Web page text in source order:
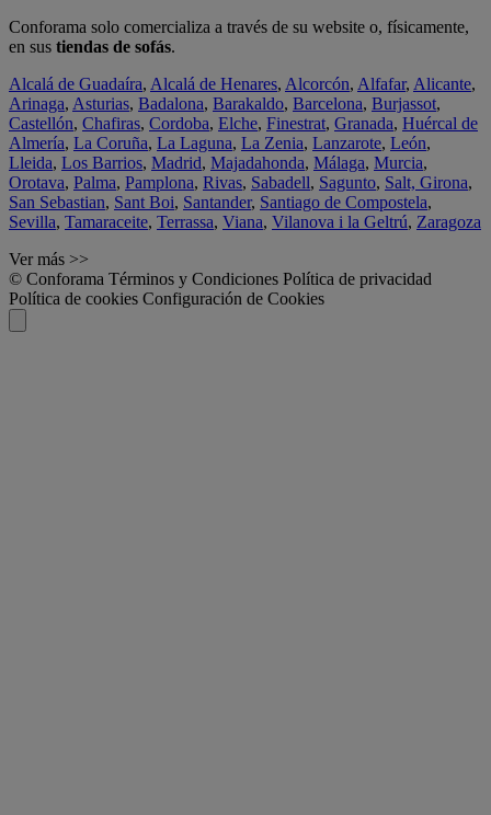
Conforama solo comercializa a través de su website o, físicamente,
en sus tiendas de sofás.
Alcalá de Guadaíra, Alcalá de Henares, Alcorcón, Alfafar, Alicante,
Arinaga, Asturias, Badalona, Barakaldo, Barcelona, Burjassot,
Castellón, Chafiras, Cordoba, Elche, Finestrat, Granada, Huércal de
Almería, La Coruña, La Laguna, La Zenia, Lanzarote, León,
Lleida, Los Barrios, Madrid, Majadahonda, Málaga, Murcia,
Orotava, Palma, Pamplona, Rivas, Sabadell, Sagunto, Salt, Girona,
San Sebastian, Sant Boi, Santander, Santiago de Compostela,
Sevilla, Tamaraceite, Terrassa, Viana, Vilanova i la Geltrú, Zaragoza
Ver más >>
© Conforama Términos y Condiciones Política de privacidad
Política de cookies Configuración de Cookies